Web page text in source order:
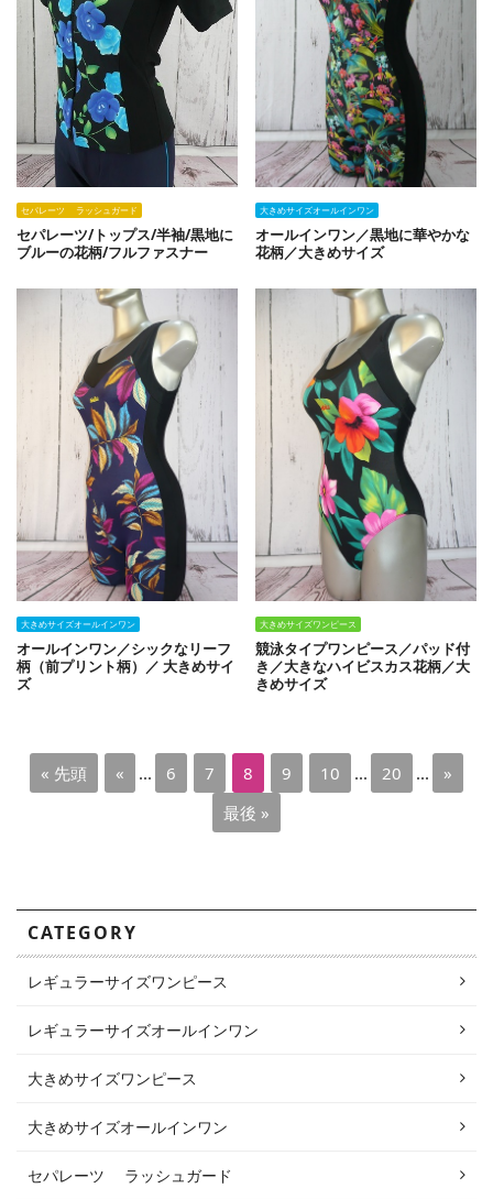
セパレーツ ラッシュガード
セパレーツ/トップス/半袖/黒地に
ブルーの花柄/フルファスナー
大きめサイズオールインワン
オールインワン／黒地に華やかな
花柄／大きめサイズ
大きめサイズオールインワン
オールインワン／シックなリーフ
柄（前プリント柄）／ 大きめサイ
ズ
大きめサイズワンピース
競泳タイプワンピース／パッド付
き／大きなハイビスカス花柄／大
きめサイズ
« 先頭 « ... 6 7 8 9 10 ... 20 ...
»
最後 »
CATEGORY
レギュラーサイズワンピース
レギュラーサイズオールインワン
大きめサイズワンピース
大きめサイズオールインワン
セパレーツ ラッシュガード